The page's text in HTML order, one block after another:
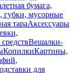
бумага,
губки, мусорные
тараАксессуары
Вешалки-
КопилкиКартины,
для